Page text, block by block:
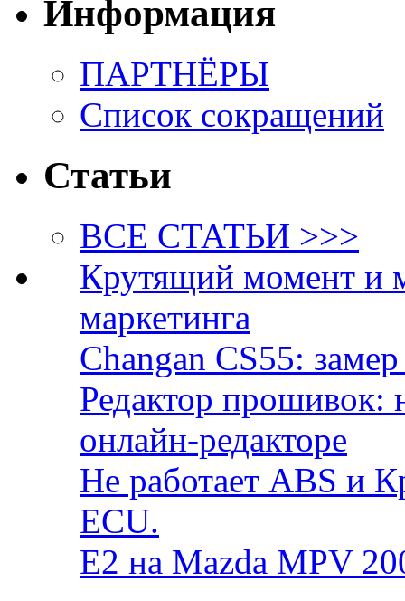
Информация
ПАРТНЁРЫ
Список сокращений
Статьи
ВСЕ СТАТЬИ >>>
Крутящий момент и
маркетинга
Changan CS55:
Редактор прошивок:
онлайн-редакторе
Не работает ABS и
ECU.
E2 на Mazda MPV